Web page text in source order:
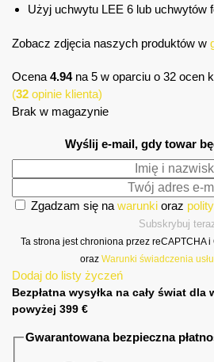
Użyj uchwytu LEE 6 lub uchwytów
Zobacz zdjęcia naszych produktów w
Ocena 4.94na 5 w oparciu o 32 ocen
(32 opinie klienta)
Brak w magazynie
Wyślij e-mail, gdy towar
Zgadzam się na warunki oraz
Subskrybuj
Ta strona jest chroniona przez reCAPTCHA i
oraz Warunki świadczenia
Dodaj do listy życzeń
Bezpłatna wysyłka na cały świat
powyżej 399 €
Gwarantowana bezpieczna